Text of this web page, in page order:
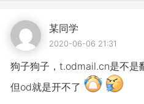
某同学
2020-06-06 21:31
狗子狗子，t.odmail.cn是不是
但od就是开不了